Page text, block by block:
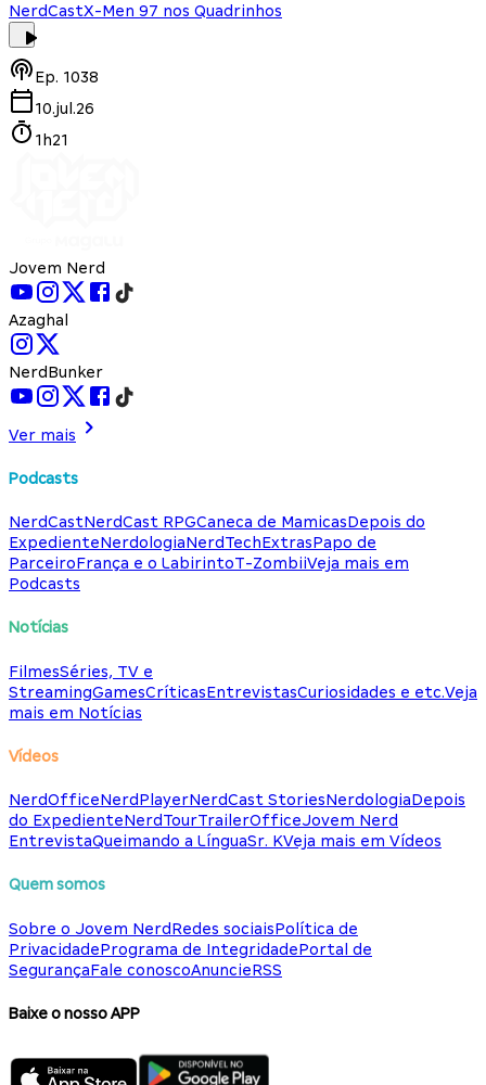
NerdCastX-Men 97 nos Quadrinhos
Ep. 1038
10.jul.26
1h21
Jovem Nerd
Azaghal
NerdBunker
Ver mais
Podcasts
NerdCastNerdCast RPGCaneca de MamicasDepois do
ExpedienteNerdologiaNerdTechExtrasPapo de
ParceiroFrança e o LabirintoT-ZombiiVeja mais em
Podcasts
Notícias
FilmesSéries, TV e
StreamingGamesCríticasEntrevistasCuriosidades e etc.Veja
mais em Notícias
Vídeos
NerdOfficeNerdPlayerNerdCast StoriesNerdologiaDepois
do ExpedienteNerdTourTrailerOfficeJovem Nerd
EntrevistaQueimando a LínguaSr. KVeja mais em Vídeos
Quem somos
Sobre o Jovem NerdRedes sociaisPolítica de
PrivacidadePrograma de IntegridadePortal de
SegurançaFale conoscoAnuncieRSS
Baixe o nosso APP